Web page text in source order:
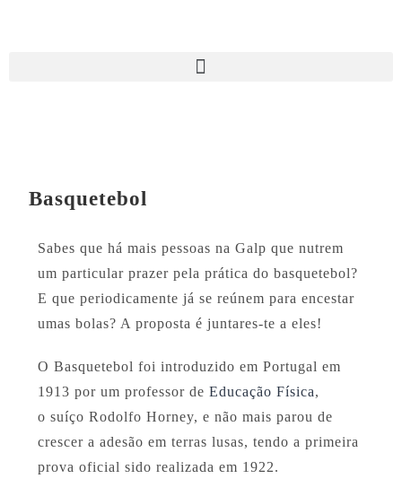
Basquetebol
Sabes que há mais pessoas na Galp que nutrem
um particular prazer pela prática do basquetebol?
E que periodicamente já se reúnem para encestar
umas bolas? A proposta é juntares-te a eles!
O Basquetebol foi introduzido em Portugal em
1913 por um professor deEducação Física,
o suíço Rodolfo Horney, e não mais parou de
crescer a adesão em terras lusas, tendo a primeira
prova oficial sido realizada em 1922.